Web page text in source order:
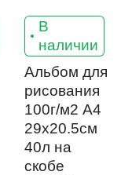
13
В
наличии
Альбом для
рисования
100г/м2 A4
29х20.5см
40л на
скобе